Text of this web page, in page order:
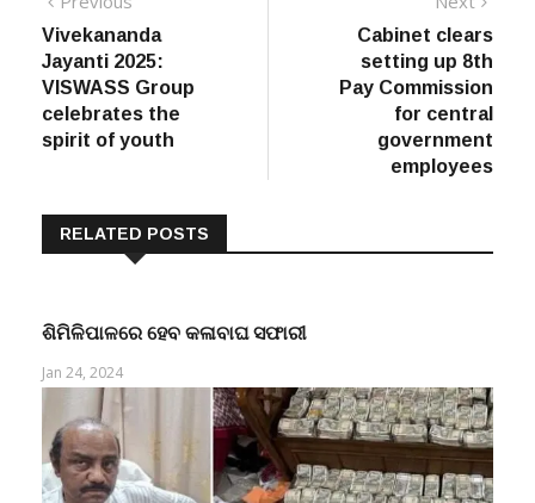
navigation
Vivekananda
Jayanti 2025:
VISWASS Group
celebrates the
spirit of youth
Cabinet clears
setting up 8th
Pay Commission
for central
government
employees